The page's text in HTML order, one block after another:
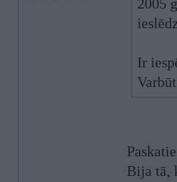
2005
Ir
Bija tā,